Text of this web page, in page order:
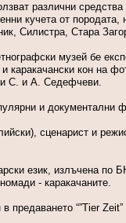
различни
кучета от
Силистра, Стара
музей бе
и каракачански кон
и С. и А. Седефчеви.
и документални
сценарист и
език, излъчена
- каракачаните.
предаването “”Tier